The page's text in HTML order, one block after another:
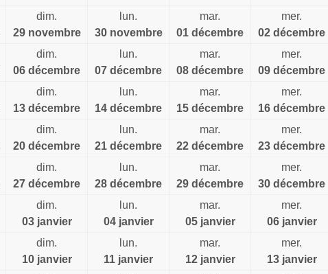
dim.
29 novembre
lun.
30 novembre
mar.
01 décembre
mer.
02 décembre
dim.
06 décembre
lun.
07 décembre
mar.
08 décembre
mer.
09 décembre
dim.
13 décembre
lun.
14 décembre
mar.
15 décembre
mer.
16 décembre
dim.
20 décembre
lun.
21 décembre
mar.
22 décembre
mer.
23 décembre
dim.
27 décembre
lun.
28 décembre
mar.
29 décembre
mer.
30 décembre
dim.
03 janvier
lun.
04 janvier
mar.
05 janvier
mer.
06 janvier
dim.
10 janvier
lun.
11 janvier
mar.
12 janvier
mer.
13 janvier